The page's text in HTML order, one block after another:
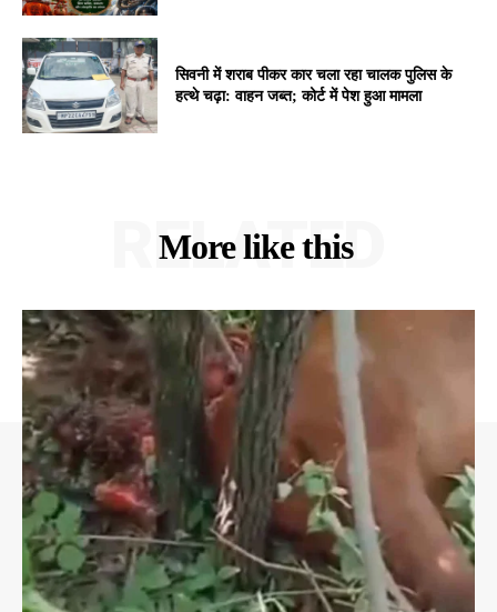
सिवनी में शराब पीकर कार चला रहा चालक पुलिस के
हत्थे चढ़ा: वाहन जब्त; कोर्ट में पेश हुआ मामला
More like this
RELATED